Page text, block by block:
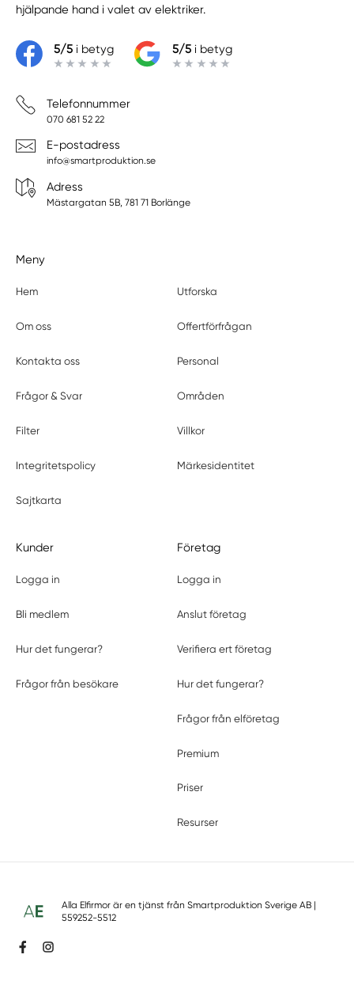
hjälpande hand i valet av elektriker.
5/5i betyg 5/5i betyg
Telefonnummer
070 681 52 22
E-postadress
info@smartproduktion.se
Adress
Mästargatan 5B, 781 71 Borlänge
Meny
Hem Utforska
Om oss Offertförfrågan
Kontakta oss Personal
Frågor & Svar Områden
Filter Villkor
Integritetspolicy Märkesidentitet
Sajtkarta
Kunder
Logga in
Bli medlem
Hur det fungerar?
Frågor från besökare
Företag
Logga in
Anslut företag
Verifiera ert företag
Hur det fungerar?
Frågor från elföretag
Premium
Priser
Resurser
Alla Elfirmor är en tjänst från Smartproduktion Sverige AB|
559252-5512